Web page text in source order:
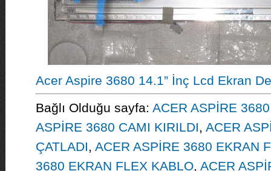
Acer Aspire 3680 14.1” İnç Lcd Ekran
Bağlı Olduğu sayfa: ACER ASPİRE
ASPİRE 3680 CAMI KIRILDI, ACER
ÇATLADI, ACER ASPİRE 3680 EKRAN
3680 EKRAN FLEX KABLO, ACER